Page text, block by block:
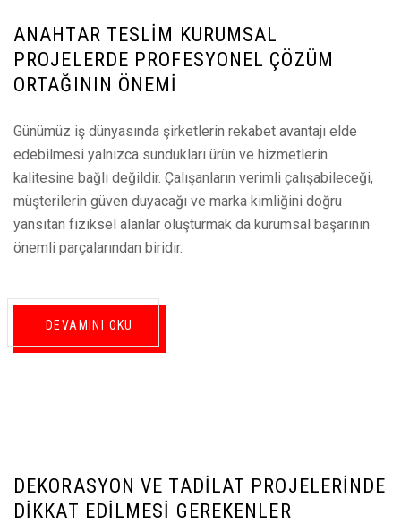
ANAHTAR TESLIM KURUMSAL
PROJELERDE PROFESYONEL ÇÖZÜM
ORTAĞININ ÖNEMI
Günümüz iş dünyasında şirketlerin rekabet avantajı elde
edebilmesi yalnızca sundukları ürün ve hizmetlerin
kalitesine bağlı değildir. Çalışanların verimli çalışabileceği,
müşterilerin güven duyacağı ve marka kimliğini doğru
yansıtan fiziksel alanlar oluşturmak da kurumsal başarının
önemli parçalarından biridir.
DEVAMINI OKU
DEKORASYON VE TADILAT PROJELERINDE
DIKKAT EDILMESI GEREKENLER